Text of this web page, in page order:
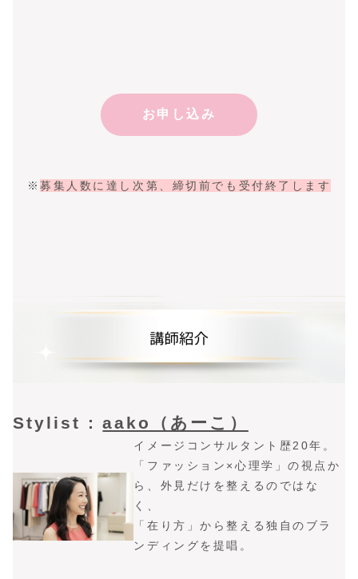
お申し込み
※募集人数に達し次第、締切前でも受付終了します
Stylist :aako（あーこ）
イメージコンサルタント歴20年。
「ファッション×心理学」の視点か
ら、外見だけを整えるのではな
く、
「在り方」から整える独自のブラ
ンディングを提唱。